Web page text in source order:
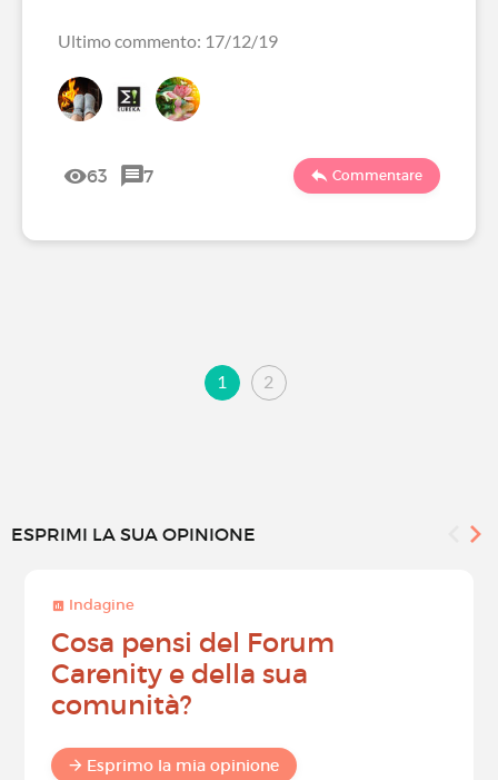
Ultimo commento: 17/12/19
63 7 Commentare
1 2
ESPRIMI LA SUA OPINIONE
Indagine
Cosa pensi del Forum
Carenity e della sua
comunità?
Esprimo la mia opinione